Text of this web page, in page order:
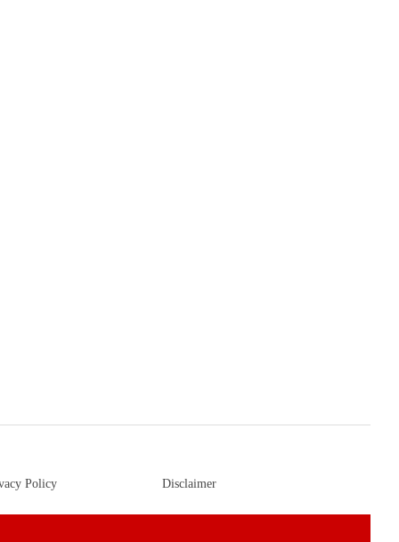
Policy Disclaimer